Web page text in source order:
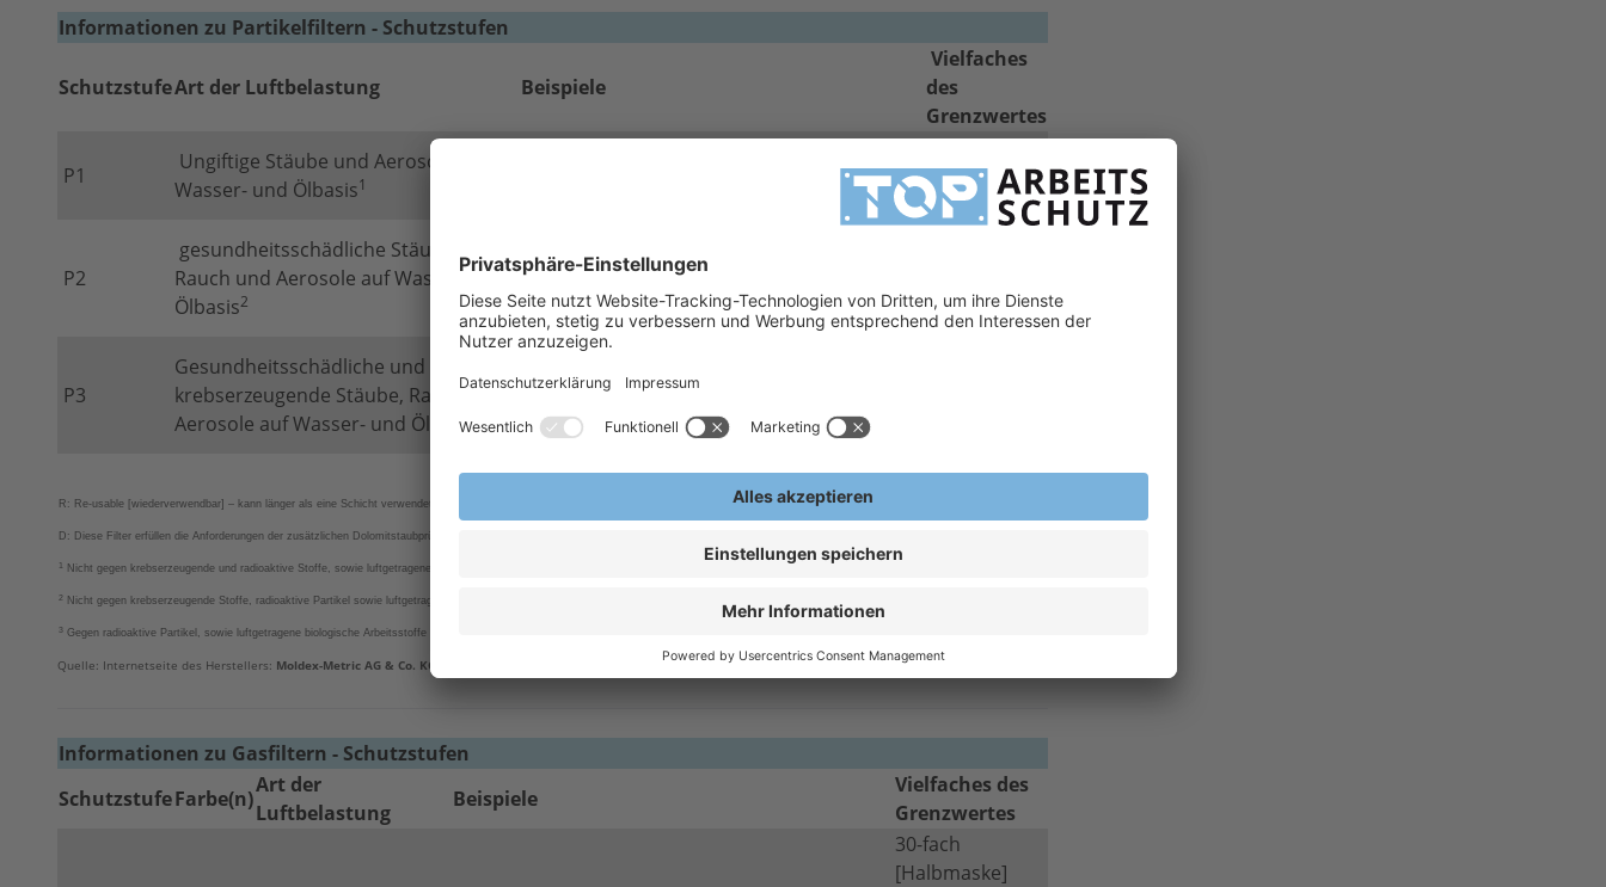
Informationen zu Partikelfiltern - Schutzstufen
SchutzstufeArt der Luftbelastung Beispiele
Vielfaches
des
Grenzwertes
P1
Ungiftige Stäube und Aerosole auf
Wasser- und Ölbasis1
4
[Halbmaske]
4 [Vollmaske]
P2
gesundheitsschädliche Stäube,
Rauch und Aerosole auf Wasser- und
Ölbasis2
und Kunststoffbearbeitung [außer PVC] +
Umgang mit Ölnebel
15
[Vollmaske]
P3
Gesundheitsschädliche und
krebserzeugende Stäube, Rauch und
Aerosole auf Wasser- und Ölbasis
Umgang mit Schwermetallen, Hartholz,
radioaktiven und biochemischen Stoffen
sowie Ölnebel; Schweißarbeiten von
Edelstahl
R: Re-usable [wiederverwendbar] – kann länger als eine Schicht verwendet werden.
D: Diese Filter erfüllen die Anforderungen der zusätzlichen Dolomitstaubprüfung. Das bedeutet, weniger Atemwiderstand bei längerer Nutzungszeit.
1 Nicht gegen krebserzeugende und radioaktive Stoffe, sowie luftgetragene biologische Arbeitsstoffe der Risikogruppen 2 und 3 + Enzyme.
2 Nicht gegen krebserzeugende Stoffe, radioaktive Partikel sowie luftgetragene biologische Arbeitsstoffe der Risikogruppe 3 und Enzyme.
3 Gegen radioaktive Partikel, sowie luftgetragene biologische Arbeitsstoffe der Risikogruppe 3 und Enzyme.
Quelle: Internetseite des Herstellers: Moldex-Metric AG & Co. KG
Informationen zu Gasfiltern - Schutzstufen
SchutzstufeFarbe(n)
Art der
Luftbelastung
Beispiele
Vielfaches des
Grenzwertes
30-fach
[Halbmaske]